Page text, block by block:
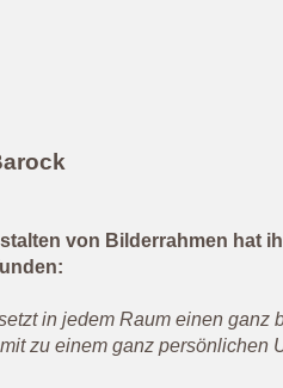
von Bilderrahmen hat
in jedem Raum einen ganz
zu einem ganz persönlichen